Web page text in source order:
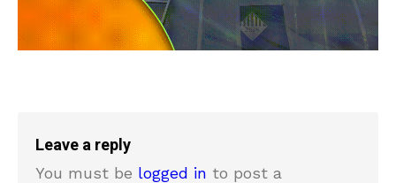
Leave a reply
You must be logged in to post a